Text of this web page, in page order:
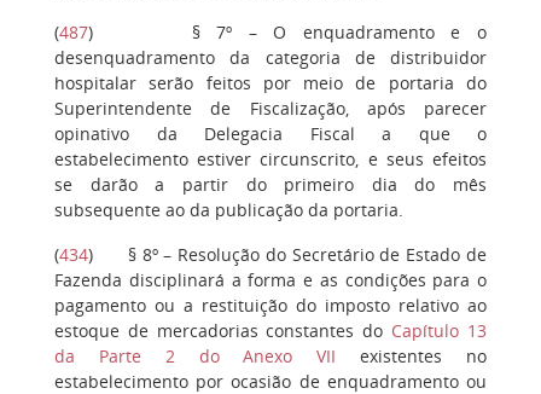
(487) § 7º – O enquadramento e o
desenquadramento da categoria de distribuidor
hospitalar serão feitos por meio de portaria do
Superintendente de Fiscalização, após parecer
opinativo da Delegacia Fiscal a que o
estabelecimento estiver circunscrito, e seus efeitos
se darão a partir do primeiro dia do mês
subsequente ao da publicação da portaria.
(434) § 8º– Resolução do Secretário de Estado de
Fazenda disciplinará a forma e as condições para o
pagamento ou a restituição do imposto relativo ao
estoque de mercadorias constantes do Capítulo 13
da Parte 2 do Anexo VII existentes no
estabelecimento por ocasião de enquadramento ou